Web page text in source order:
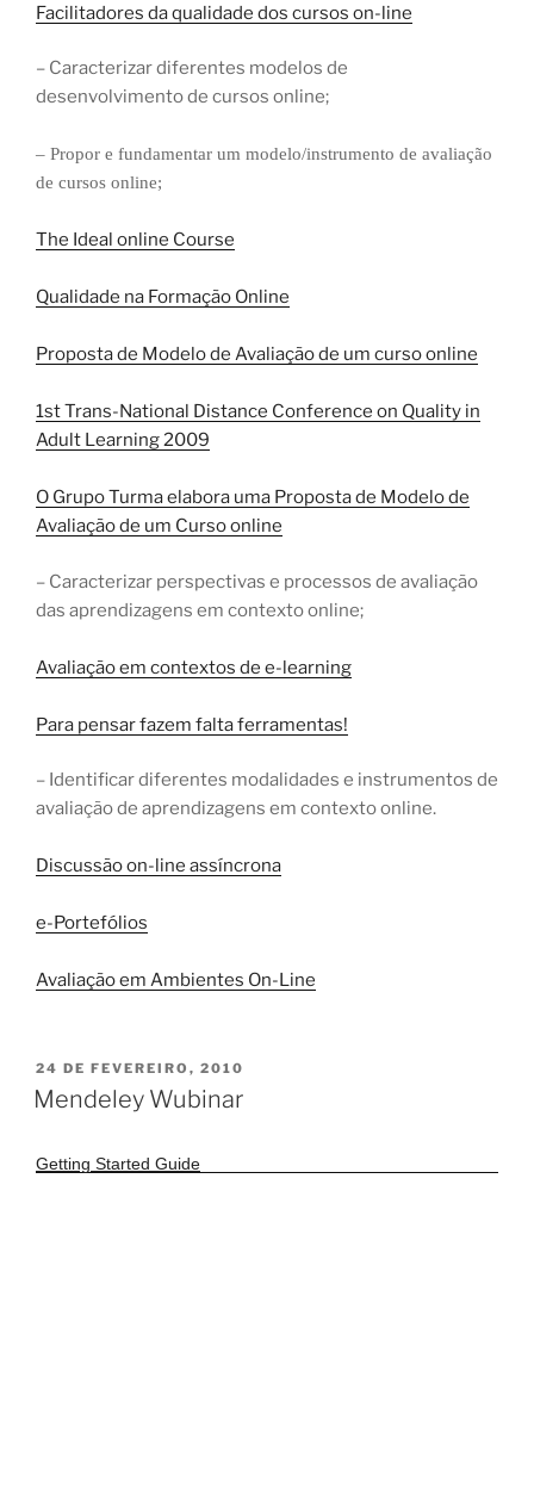
Facilitadores da qualidade dos cursos on-line
– Caracterizar diferentes modelos de
desenvolvimento de cursos online;
– Propor e fundamentar um modelo/instrumento de avaliação
de cursos online;
The Ideal online Course
Qualidade na Formação Online
Proposta de Modelo de Avaliação de um curso online
1st Trans-National Distance Conference on Quality in
Adult Learning 2009
O Grupo Turma elabora uma Proposta de Modelo de
Avaliação de um Curso online
– Caracterizar perspectivas e processos de avaliação
das aprendizagens em contexto online;
Avaliação em contextos de e-learning
Para pensar fazem falta ferramentas!
– Identificar diferentes modalidades e instrumentos de
avaliação de aprendizagens em contexto online.
Discussão on-line assíncrona
e-Portefólios
Avaliação em Ambientes On-Line
PUBLICADO
EM
24 DE FEVEREIRO, 2010
Mendeley Wubinar
Getting Started Guide